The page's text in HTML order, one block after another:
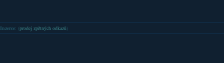
Inzerce: (prodej zpětných odkazů )